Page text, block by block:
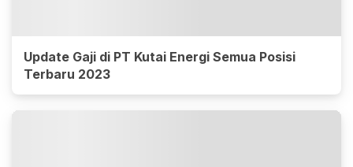
Update Gaji di PT Kutai Energi Semua Posisi
Terbaru 2023